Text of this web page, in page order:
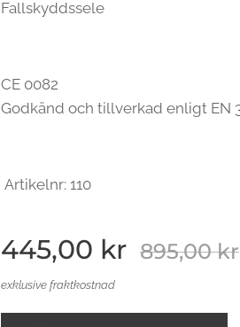
Fallskyddssele
CE 0082
Godkänd och tillverkad enligt EN
Artikelnr: 110
445,00 kr 895,00kr
exklusive fraktkostnad